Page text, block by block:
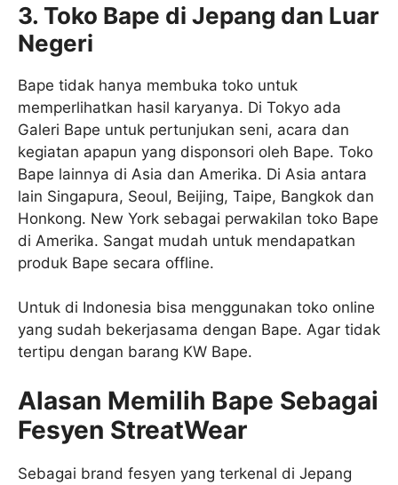
3. Toko Bape di Jepang dan Luar
Negeri
Bape tidak hanya membuka toko untuk
memperlihatkan hasil karyanya. Di Tokyo ada
Galeri Bape untuk pertunjukan seni, acara dan
kegiatan apapun yang disponsori oleh Bape. Toko
Bape lainnya di Asia dan Amerika. Di Asia antara
lain Singapura, Seoul, Beijing, Taipe, Bangkok dan
Honkong. New York sebagai perwakilan toko Bape
di Amerika. Sangat mudah untuk mendapatkan
produk Bape secara offline.
Untuk di Indonesia bisa menggunakan toko online
yang sudah bekerjasama dengan Bape. Agar tidak
tertipu dengan barang KW Bape.
Alasan Memilih Bape Sebagai
Fesyen StreatWear
Sebagai brand fesyen yang terkenal di Jepang